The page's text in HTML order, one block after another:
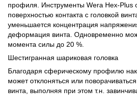
профиля. Инструменты Wera Hex-Plus
поверхностью контакта с головкой
уменьшается концентрация
деформация винта. Одновременно
момента силы до 20 %.
Шестигранная шариковая головка
Благодаря сферическому профилю
может отклоняться или
винта, выполняя при этом т.н.